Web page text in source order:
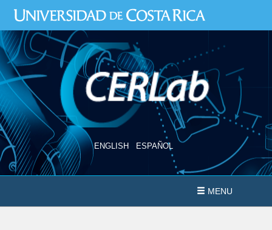
contenido
principal
ENGLISH ESPAÑOL
MENU